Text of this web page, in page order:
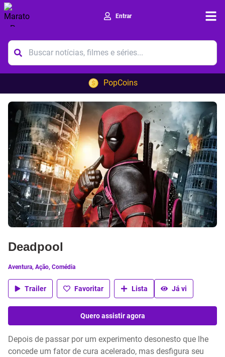
Entrar
PopCoins
Deadpool
Aventura, Ação, Comédia
Trailer Favoritar Lista Já vi
Quero assistir agora
Depois de passar por um experimento desonesto que lhe
concede um fator de cura acelerado, mas desfigura seu